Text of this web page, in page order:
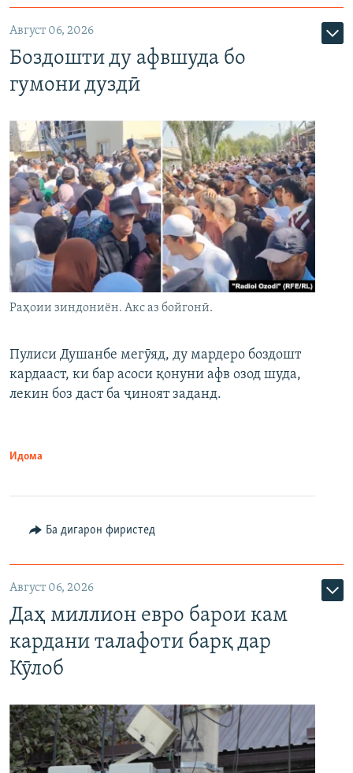
Август 06, 2026
Боздошти ду афвшуда бо
гумони дуздӣ
Раҳоии зиндониён. Акс аз бойгонӣ.
Пулиси Душанбе мегӯяд, ду мардеро боздошт
кардааст, ки бар асоси қонуни афв озод шуда,
лекин боз даст ба ҷиноят заданд.
Идома
Ба дигарон фиристед
Август 06, 2026
Даҳ миллион евро барои кам
кардани талафоти барқ дар
Кӯлоб